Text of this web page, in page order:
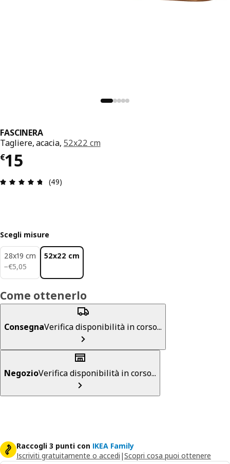
FASCINERA
Tagliere, acacia,52x22 cm
€15
Prezzo € 15
Recensione: 4.7 di 5 stelle. Recensioni totali: 49
(49)
Scegli misure
28x19 cm
−€5,05
€ 5,05
52x22 cm
Come ottenerlo
ConsegnaVerifica disponibilità in corso...
NegozioVerifica disponibilità in corso...
Raccogli 3 punti con IKEA Family
Iscriviti gratuitamente o accedi |Scopri cosa puoi ottenere